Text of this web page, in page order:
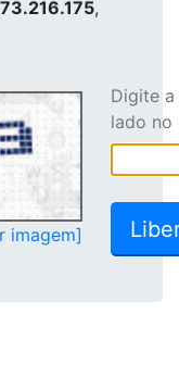
,
imagem]
Digite
lado no